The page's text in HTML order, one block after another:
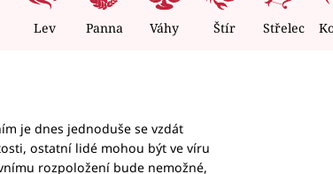
Lev Panna Váhy Štír Střelec
je dnes jednoduše se vzdát
ostatní lidé mohou být ve víru
rozpoložení bude nemožné,